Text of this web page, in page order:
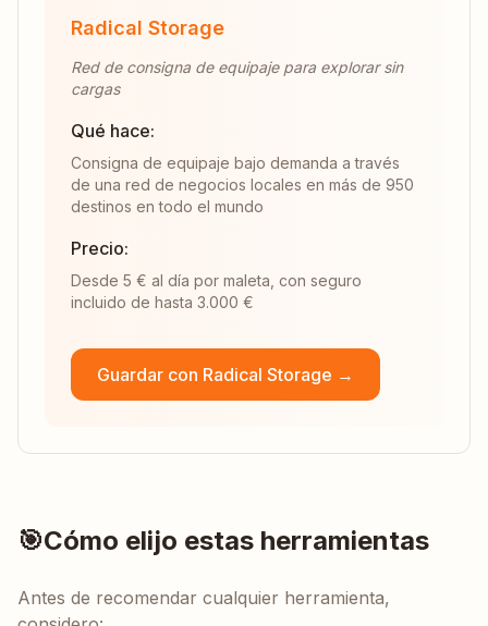
Radical Storage
Red de consigna de equipaje para explorar sin
cargas
Qué hace:
Consigna de equipaje bajo demanda a través
de una red de negocios locales en más de 950
destinos en todo el mundo
Precio:
Desde 5 € al día por maleta, con seguro
incluido de hasta 3.000 €
Guardar con Radical Storage →
🎯Cómo elijo estas herramientas
Antes de recomendar cualquier herramienta,